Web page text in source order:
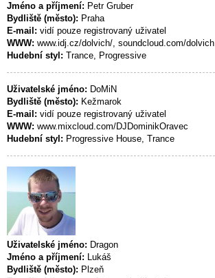
Jméno a příjmení: Petr Gruber
Bydliště (město): Praha
E-mail: vidí pouze registrovaný uživatel
WWW: www.idj.cz/dolvich/, soundcloud.com/dolvich
Hudební styl: Trance, Progressive
Uživatelské jméno: DoMiN
Bydliště (město): Kežmarok
E-mail: vidí pouze registrovaný uživatel
WWW: www.mixcloud.com/DJDominikOravec
Hudební styl: Progressive House, Trance
Uživatelské jméno: Dragon
Jméno a příjmení: Lukáš
Bydliště (město): Plzeň